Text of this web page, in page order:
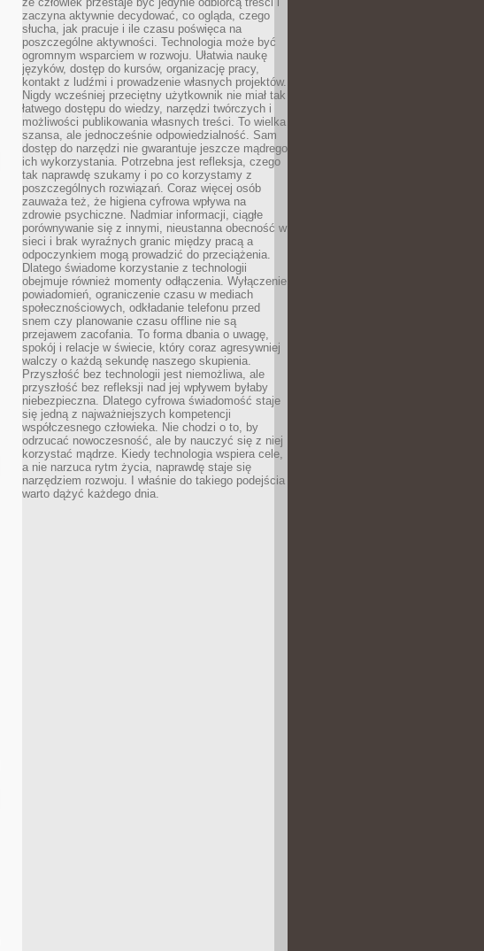
zaczyna aktywnie decydować, co ogląda, czego
słucha, jak pracuje i ile czasu poświęca na
poszczególne aktywności. Technologia może być
ogromnym wsparciem w rozwoju. Ułatwia naukę
języków, dostęp do kursów, organizację pracy,
kontakt z ludźmi i prowadzenie własnych projektów.
Nigdy wcześniej przeciętny użytkownik nie miał tak
łatwego dostępu do wiedzy, narzędzi twórczych i
możliwości publikowania własnych treści. To wielka
szansa, ale jednocześnie odpowiedzialność. Sam
dostęp do narzędzi nie gwarantuje jeszcze mądrego
ich wykorzystania. Potrzebna jest refleksja, czego
tak naprawdę szukamy i po co korzystamy z
poszczególnych rozwiązań. Coraz więcej osób
zauważa też, że higiena cyfrowa wpływa na
zdrowie psychiczne. Nadmiar informacji, ciągłe
porównywanie się z innymi, nieustanna obecność w
sieci i brak wyraźnych granic między pracą a
odpoczynkiem mogą prowadzić do przeciążenia.
Dlatego świadome korzystanie z technologii
obejmuje również momenty odłączenia. Wyłączenie
powiadomień, ograniczenie czasu w mediach
społecznościowych, odkładanie telefonu przed
snem czy planowanie czasu offline nie są
przejawem zacofania. To forma dbania o uwagę,
spokój i relacje w świecie, który coraz agresywniej
walczy o każdą sekundę naszego skupienia.
Przyszłość bez technologii jest niemożliwa, ale
przyszłość bez refleksji nad jej wpływem byłaby
niebezpieczna. Dlatego cyfrowa świadomość staje
się jedną z najważniejszych kompetencji
współczesnego człowieka. Nie chodzi o to, by
odrzucać nowoczesność, ale by nauczyć się z niej
korzystać mądrze. Kiedy technologia wspiera cele,
a nie narzuca rytm życia, naprawdę staje się
narzędziem rozwoju. I właśnie do takiego podejścia
warto dążyć każdego dnia.